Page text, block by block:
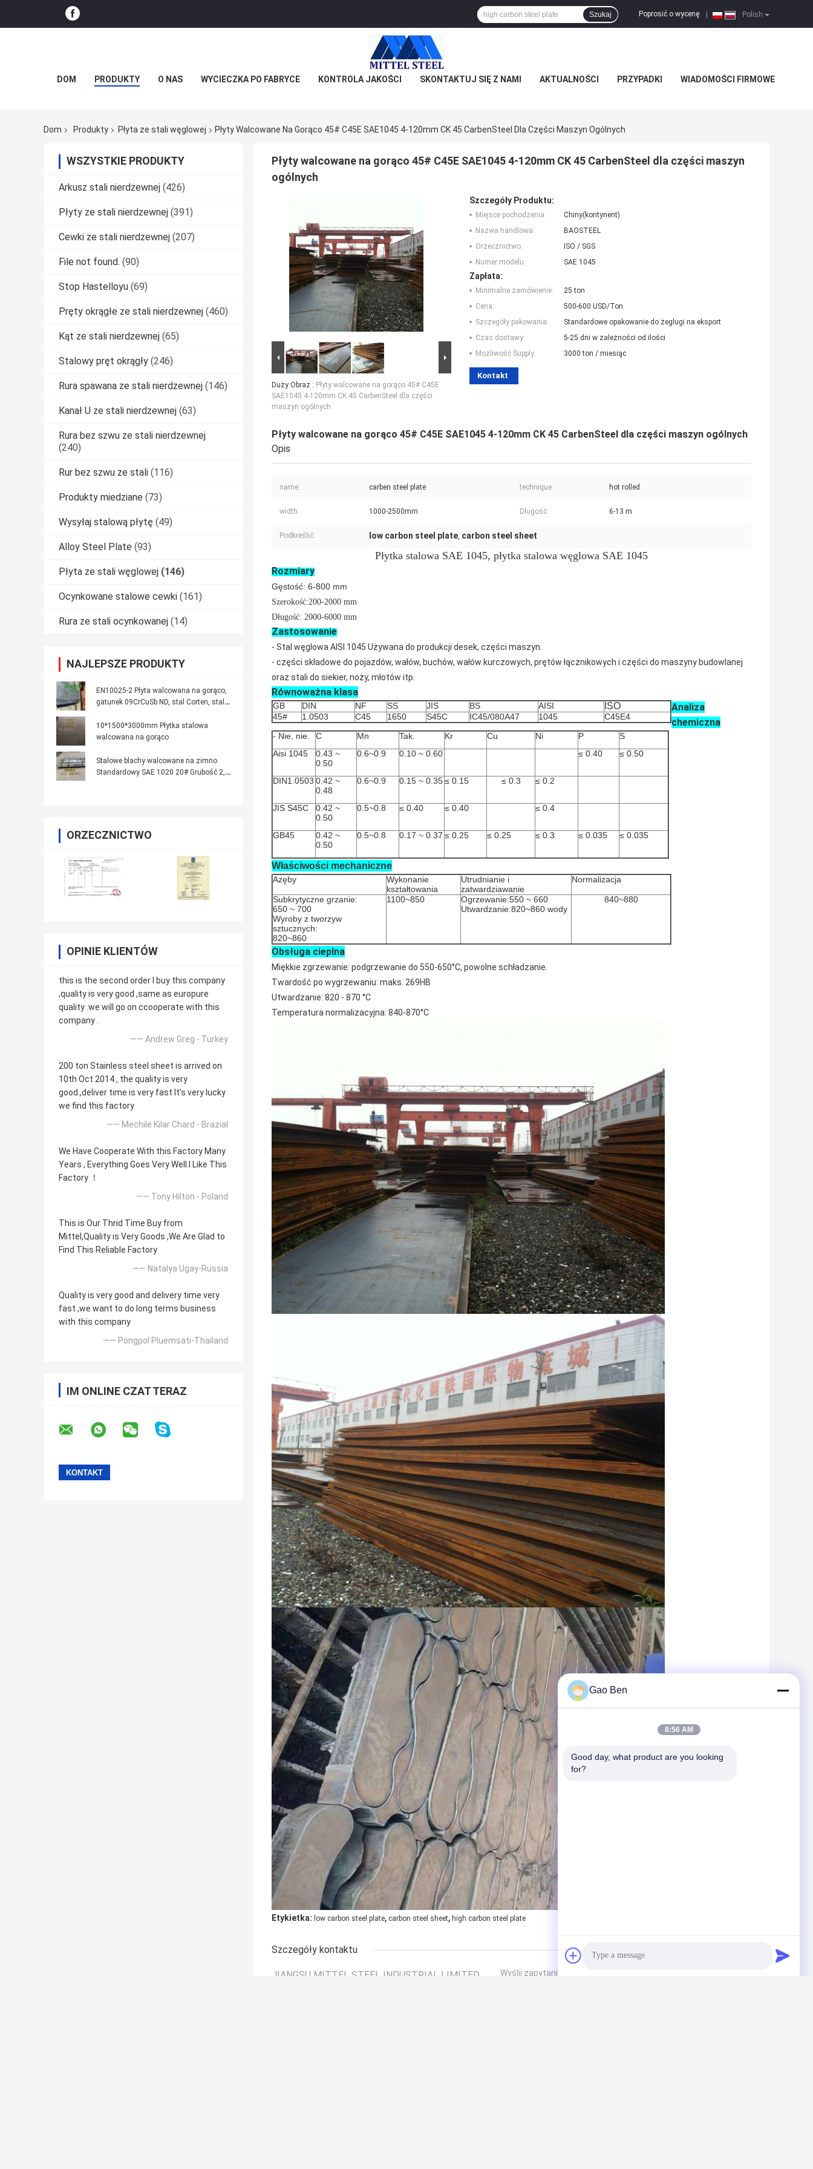
Polish
Poprosić o wycenę
Szukaj
DOM PRODUKTY O NAS WYCIECZKA PO FABRYCE KONTROLA JAKOŚCI SKONTAKTUJ SIĘ Z NAMI AKTUALNOŚCI PRZYPADKI WIADOMOŚCI FIRMOWE
Dom Produkty Płyta ze stali węglowej Płyty Walcowane Na Gorąco 45# C45E SAE1045 4-120mm CK 45 CarbenSteel Dla Części Maszyn Ogólnych
WSZYSTKIE PRODUKTY
Arkusz stali nierdzewnej (426)
Płyty ze stali nierdzewnej (391)
Cewki ze stali nierdzewnej (207)
File not found. (90)
Stop Hastelloyu (69)
Pręty okrągłe ze stali nierdzewnej (460)
Kąt ze stali nierdzewnej (65)
Stalowy pręt okrągły (246)
Rura spawana ze stali nierdzewnej (146)
Kanał U ze stali nierdzewnej (63)
Rura bez szwu ze stali nierdzewnej
(240)
Rur bez szwu ze stali (116)
Produkty miedziane (73)
Wysyłaj stalową płytę (49)
Alloy Steel Plate (93)
Płyta ze stali węglowej (146)
Ocynkowane stalowe cewki (161)
Rura ze stali ocynkowanej (14)
NAJLEPSZE PRODUKTY
EN10025-2 Płyta walcowana na gorąco,
gatunek 09CrCuSb ND, stal Corten, stal
rosy
10*1500*3000mm Płytka stalowa
walcowana na gorąco
Stalowe blachy walcowane na zimno
Standardowy SAE 1020 20# Grubość 2,5
ORZECZNICTWO
OPINIE KLIENTÓW
this is the second order l buy this company
,quality is very good ,same as europure
quality .we will go on ccooperate with this
company .
—— Andrew Greg - Turkey
200 ton Stainless steel sheet is arrived on
10th Oct 2014 , the quality is very
good.,deliver time is very fast It's very lucky
we find this factory
—— Mechile Kilar Chard - Brazial
We Have Cooperate With this Factory Many
Years , Everything Goes Very Well.l Like This
Factory ！
—— Tony Hilton - Poland
This is Our Thrid Time Buy from
Mittel,Quality is Very Goods ,We Are Glad to
Find This Reliable Factory
—— Natalya Ugay-Russia
Quality is very good and delivery time very
fast ,we want to do long terms business
with this company
—— Pongpol Pluemsati-Thailand
IM ONLINE CZAT TERAZ
Płyty walcowane na gorąco 45# C45E SAE1045 4-120mm CK 45 CarbenSteel dla części maszyn
ogólnych
Duży Obraz : Płyty walcowane na gorąco 45# C45E
SAE1045 4-120mm CK 45 CarbenSteel dla części
maszyn ogólnych
Szczegóły Produktu:
Miejsce pochodzenia:
Chiny(kontynent)
Nazwa handlowa:
BAOSTEEL
Orzecznictwo:
ISO / SGS
Numer modelu:
SAE 1045
Zapłata:
Minimalne zamówienie:
25 ton
Cena:
500-600 USD/Ton
Szczegóły pakowania:
Standardowe opakowanie do żeglugi na eksport
Czas dostawy:
5-25 dni w zależności od ilości
Możliwość Supply:
3000 ton / miesiąc
Kontakt
Płyty walcowane na gorąco 45# C45E SAE1045 4-120mm CK 45 CarbenSteel dla części maszyn ogólnych
Opis
name: carben steel plate technique: hot rolled
width: 1000-2500mm Długość: 6-13 m
Podkreślić: low carbon steel plate, carbon steel sheet
Płytka stalowa SAE 1045, płytka stalowa węglowa SAE 1045
Rozmiary
Gęstość: 6-800 mm
Szerokość:200-2000 mm
Długość: 2000-6000 mm
Zastosowanie
- Stal węglowa AISI 1045 Używana do produkcji desek, części maszyn.
- części składowe do pojazdów, wałów, buchów, wałów kurczowych, prętów łącznikowych i części do maszyny budowlanej
oraz stali do siekier, noży, młotów itp.
Równoważna klasa
GB DIN NF SS JIS BS AISI ISO
45# 1.0503 C45 1650 S45C IC45/080A47 1045 C45E4
Analiza
chemiczna
- Nie, nie. C Mn Tak. Kr Cu Ni P
S
Aisi 1045
0.43 ~
0.50
0.6~0.9 0.10 ~ 0.60 ≤ 0.40 ≤ 0.50
DIN1.0503 0.42 ~
0.48
0.6~0.9 0.15 ~ 0.35≤ 0.15 ≤ 0.3 ≤ 0.2
JIS S45C
0.42 ~
0.50
0.5~0.8 ≤ 0.40 ≤ 0.40 ≤ 0.4
GB45
0.42 ~
0.50
0.5~0.8 0.17 ~ 0.37 ≤ 0.25 ≤ 0.25 ≤ 0.3 ≤ 0.035 ≤ 0.035
Właściwości mechaniczne
Azęby
Wykonanie
kształtowania
Utrudnianie i
zatwardziawanie
Normalizacja
Subkrytyczne grzanie:
650 ~ 700
Wyroby z tworzyw
sztucznych:
820~860
1100~850 Ogrzewanie:550 ~ 660
Utwardzanie:820~860 wody
840~880
Obsługa cieplna
Miękkie zgrzewanie: podgrzewanie do 550-650°C, powolne schładzanie.
Twardość po wygrzewaniu: maks. 269HB
Utwardzanie: 820 - 870 °C
Temperatura normalizacyjna: 840-870°C
Etykietka: low carbon steel plate, carbon steel sheet, high carbon steel plate
Szczegóły kontaktu
JIANGSU MITTEL STEEL INDUSTRIAL LIMITED Wyślij zapytanie bezpośrednio do nas
Gao Ben
8:56 AM
Good day, what product are you looking
for?